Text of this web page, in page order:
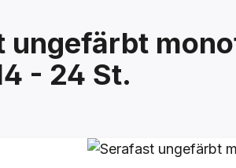
ungefärbt
- 24 St.